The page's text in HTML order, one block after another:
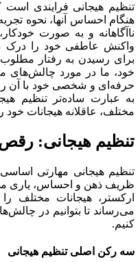
تنظیم هیجانی فرایندی است
هنگام احساس آنها، نحوه تجربه
ناآگاهانه و به صورت
واکنش عاطفی خود را درک
برای رسیدن به رفتار
خود، ما در مورد
حرفه‌ای و شخصی خود با آن
به عبارت ساده‌تر تنظیم
مختلف، عاقلانه هیجانات خود
تنظیم هیجانی:
تنظیم هیجانی مهارتی
ظریف ذهن و احساس، یاری
ارکستر، هیجانات مختلف
می‌رساند تا بتوانیم در
کنیم.
سه رکن اصلی تنظیم هیجانی